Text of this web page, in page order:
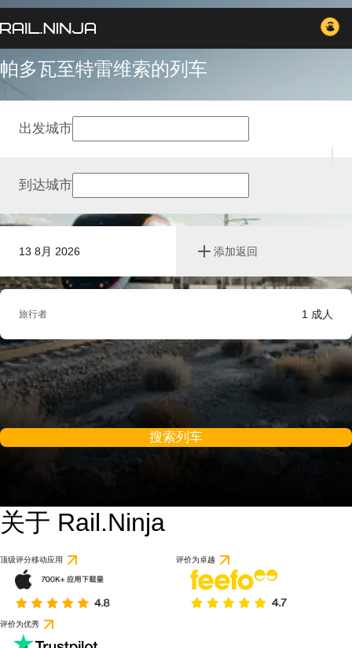
帕多瓦至特雷维索的列车
13 8月 2026 添加返回
出发城市
到达城市
旅行者 1 成人
搜索列车
关于 Rail.Ninja
顶级评分移动应用 评价为卓越
评价为优秀